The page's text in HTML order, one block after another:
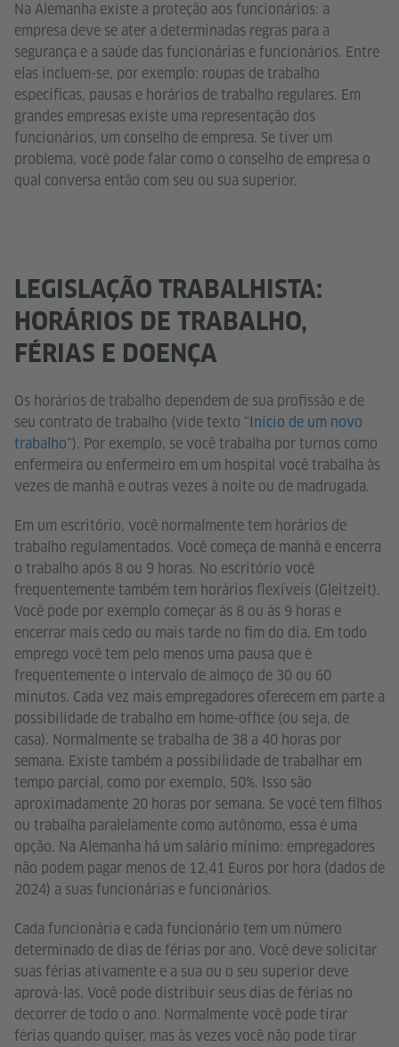
Na Alemanha existe a proteção aos funcionários: a
empresa deve se ater a determinadas regras para a
segurança e a saúde das funcionárias e funcionários. Entre
elas incluem-se, por exemplo: roupas de trabalho
específicas, pausas e horários de trabalho regulares. Em
grandes empresas existe uma representação dos
funcionários, um conselho de empresa. Se tiver um
problema, você pode falar como o conselho de empresa o
qual conversa então com seu ou sua superior.
LEGISLAÇÃO TRABALHISTA:
HORÁRIOS DE TRABALHO,
FÉRIAS E DOENÇA
Os horários de trabalho dependem de sua profissão e de
seu contrato de trabalho (vide texto "Início de um novo
trabalho"). Por exemplo, se você trabalha por turnos como
enfermeira ou enfermeiro em um hospital você trabalha às
vezes de manhã e outras vezes à noite ou de madrugada.
Em um escritório, você normalmente tem horários de
trabalho regulamentados. Você começa de manhã e encerra
o trabalho após 8 ou 9 horas. No escritório você
frequentemente também tem horários flexíveis (Gleitzeit).
Você pode por exemplo começar às 8 ou às 9 horas e
encerrar mais cedo ou mais tarde no fim do dia. Em todo
emprego você tem pelo menos uma pausa que é
frequentemente o intervalo de almoço de 30 ou 60
minutos. Cada vez mais empregadores oferecem em parte a
possibilidade de trabalho em home-office (ou seja, de
casa). Normalmente se trabalha de 38 a 40 horas por
semana. Existe também a possibilidade de trabalhar em
tempo parcial, como por exemplo, 50%. Isso são
aproximadamente 20 horas por semana. Se você tem filhos
ou trabalha paralelamente como autônomo, essa é uma
opção. Na Alemanha há um salário mínimo: empregadores
não podem pagar menos de 12,41 Euros por hora (dados de
2024) a suas funcionárias e funcionários.
Cada funcionária e cada funcionário tem um número
determinado de dias de férias por ano. Você deve solicitar
suas férias ativamente e a sua ou o seu superior deve
aprová-las. Você pode distribuir seus dias de férias no
decorrer de todo o ano. Normalmente você pode tirar
férias quando quiser, mas às vezes você não pode tirar